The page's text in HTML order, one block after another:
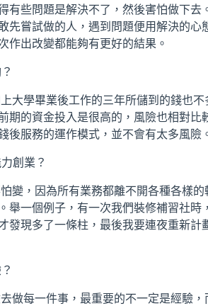
有些問題是解決不了，然後害怕做下
先嘗試做的人，遇到問題便用解決的
作出改變都能夠有更好的結果。
大學畢業後工作的三年所儲到的錢也
期的資金投入是很高的，風險也相對
後服務的運作模式，並不會有太多風險
創業？
變，因為所有業務都離不開各種各樣
舉一個例子，有一次我們裝修補習社
發現多了一條柱，最後我要連夜重新
做每一件事，最重要的不一定是經驗